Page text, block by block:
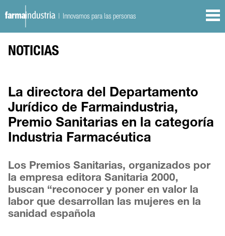
| Innovamos para las personas
NOTICIAS
La directora del Departamento
Jurídico de Farmaindustria,
Premio Sanitarias en la categoría
Industria Farmacéutica
Los Premios Sanitarias, organizados por
la empresa editora Sanitaria 2000,
buscan “reconocer y poner en valor la
labor que desarrollan las mujeres en la
sanidad española